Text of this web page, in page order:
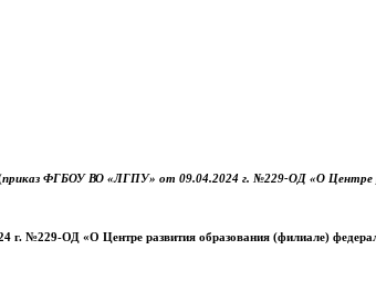
приказ ФГБОУ ВО «ЛГПУ» от 09.04.2024 г. №229-ОД «О Центре
г. №229-ОД «О Центре развития образования (филиале)